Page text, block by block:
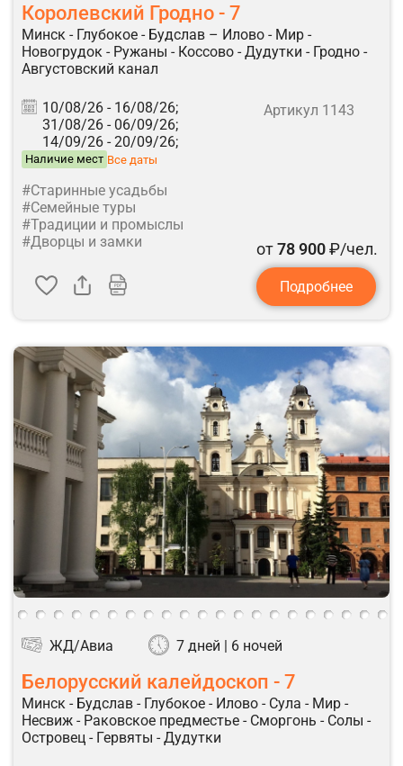
Королевский Гродно - 7
Минск - Глубокое - Будслав – Илово - Мир -
Новогрудок - Ружаны - Коссово - Дудутки - Гродно -
Августовский канал
10/08/26 - 16/08/26;
31/08/26 - 06/09/26;
14/09/26 - 20/09/26;
Наличие мест Все даты
Артикул 1143
#Старинные усадьбы
#Семейные туры
#Традиции и промыслы
#Дворцы и замки
от78 900₽/чел.
Подробнее
ЖД/Авиа 7 дней | 6 ночей
Белорусский калейдоскоп - 7
Минск - Будслав - Глубокое - Илово - Сула - Мир -
Несвиж - Раковское предместье - Сморгонь - Солы -
Островец - Гервяты - Дудутки